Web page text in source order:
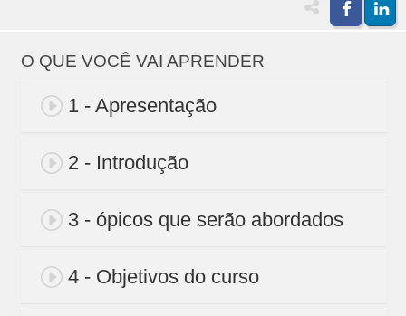
O QUE VOCÊ VAI APRENDER
1 - Apresentação
2 - Introdução
3 - ópicos que serão abordados
4 - Objetivos do curso